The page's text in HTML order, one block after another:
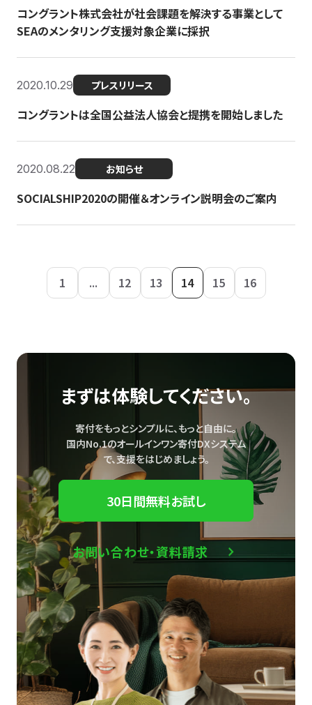
コングラント株式会社が社会課題を解決する事業として
SEAのメンタリング支援対象企業に採択
2020.10.29 プレスリリース
コングラントは全国公益法人協会と提携を開始しました
2020.08.22 お知らせ
SOCIALSHIP2020の開催＆オンライン説明会のご案内
1 ... 12 13 14 15 16
まずは体験してください。
寄付をもっとシンプルに、もっと自由に。
国内No.1のオールインワン寄付DXシステム
で、支援をはじめましょう。
30日間無料お試し
お問い合わせ・資料請求